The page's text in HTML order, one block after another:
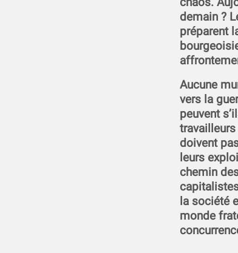
demain ?
préparent
Aucune
vers la
peuvent
doivent
leurs
chemin
la société
monde